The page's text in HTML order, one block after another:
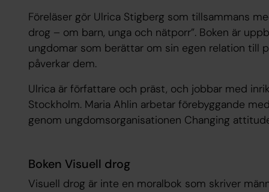
Föreläser gör Ulrica Stigberg som tillsammans
drog – om barn, unga och nätporr”. Boken är
ungdomar som berättar om sin egen relation till
påverkar dem.
Ulrica är författare och präst, och jobbar med
Stockholm. Maria Ahlin arbetar förebyggande
genom ungdomsorganisationen Changing
Boken Visuell drog
Visuell drog är inte en moralbok som skriver